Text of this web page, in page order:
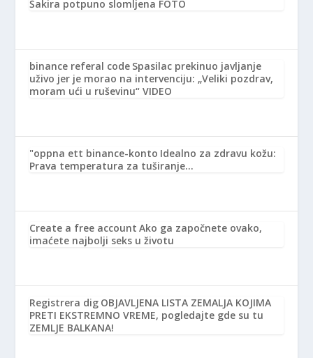
Šakira potpuno slomljena FOTO
binance referal code Spasilac prekinuo javljanje
uživo jer je morao na intervenciju: „Veliki pozdrav,
moram ući u ruševinu“ VIDEO
"oppna ett binance-konto Idealno za zdravu kožu:
Prava temperatura za tuširanje…
Create a free account Ako ga započnete ovako,
imaćete najbolji seks u životu
Registrera dig OBJAVLJENA LISTA ZEMALJA KOJIMA
PRETI EKSTREMNO VREME, pogledajte gde su tu
ZEMLJE BALKANA!